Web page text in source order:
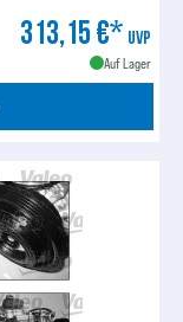
313,15 €* UVP
Auf Lager